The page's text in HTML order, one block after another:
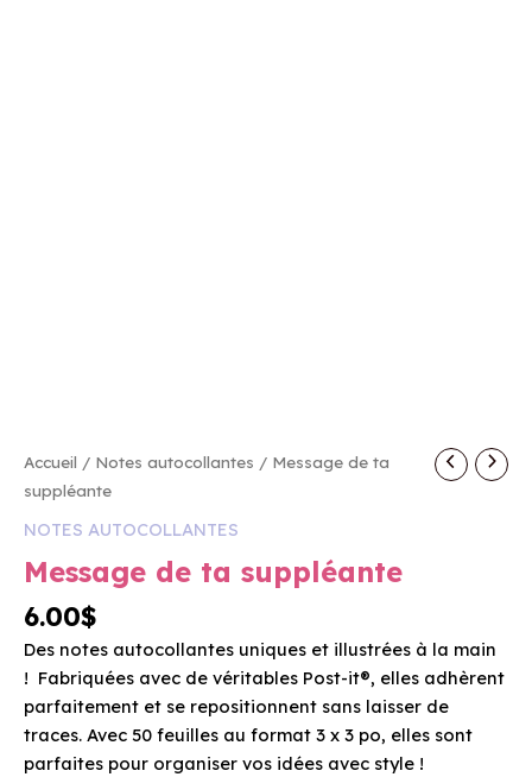
Accueil / Notes autocollantes / Message de ta
suppléante
NOTES AUTOCOLLANTES
Message de ta suppléante
6.00$
Des notes autocollantes uniques et illustrées à la main
! Fabriquées avec de véritables Post-it®, elles adhèrent
parfaitement et se repositionnent sans laisser de
traces. Avec 50 feuilles au format 3 x 3 po, elles sont
parfaites pour organiser vos idées avec style !
quantité
Message
de
suppléante